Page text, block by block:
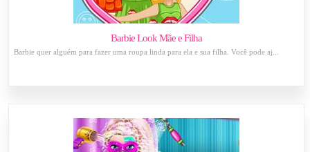
Barbie Look Mãe e Filha
Barbie quer alguém para fazer uma roupa linda para ela e sua filha. Você pode aj...